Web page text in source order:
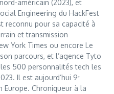
américain (2023), et
Engineering du HackFest
reconnu pour sa capacité à
et transmission
York Times ou encore Le
parcours, et l’agence Tyto
les 500 personnalités tech les
Il est aujourd’hui 9ᵉ
Europe. Chroniqueur à la